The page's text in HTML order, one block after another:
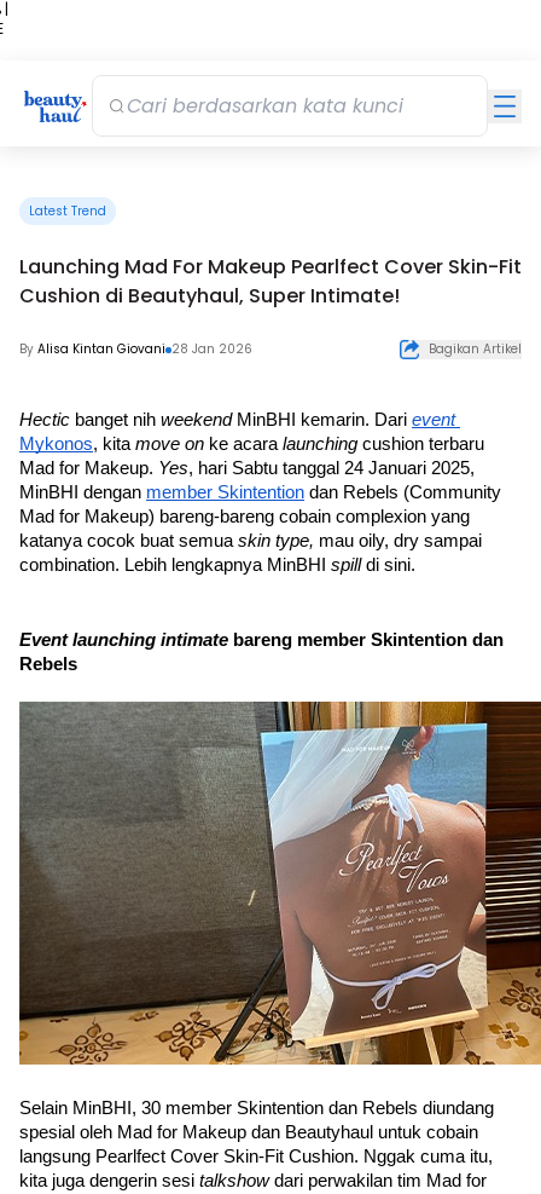
|
Latest Trend
Launching Mad For Makeup Pearlfect Cover Skin-Fit
Cushion di Beautyhaul, Super Intimate!
By Alisa Kintan Giovani 28 Jan 2026 Bagikan Artikel
Hectic banget nih weekend MinBHI kemarin. Dari
event
Mykonos, kita move on ke acara launching cushion terbaru
Mad for Makeup. Yes, hari Sabtu tanggal 24 Januari 2025,
MinBHI dengan member Skintention dan Rebels (Community
Mad for Makeup) bareng-bareng cobain complexion yang
katanya cocok buat semua skin type, mau oily, dry sampai
combination. Lebih lengkapnya MinBHI spill di sini.
Event launching intimate bareng member Skintention dan
Rebels
Selain MinBHI, 30 member Skintention dan Rebels diundang
spesial oleh Mad for Makeup dan Beautyhaul untuk cobain
langsung Pearlfect Cover Skin-Fit Cushion. Nggak cuma itu,
kita juga dengerin sesi talkshow dari perwakilan tim Mad for